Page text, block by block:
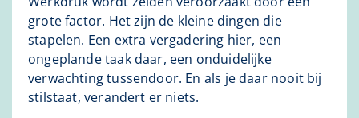
grote factor. Het zijn de kleine dingen die
stapelen. Een extra vergadering hier, een
ongeplande taak daar, een onduidelijke
verwachting tussendoor. En als je daar nooit bij
stilstaat, verandert er niets.